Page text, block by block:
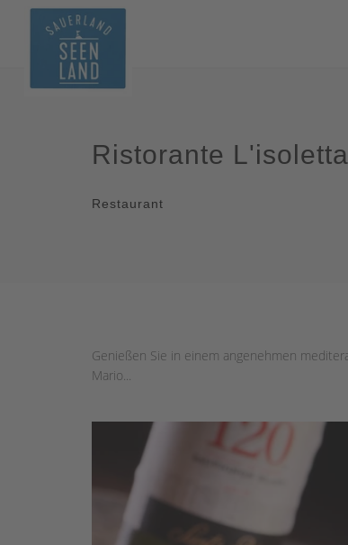
Ristorante L'isoletta
Restaurant
Genießen Sie in einem angenehmen
Mario...